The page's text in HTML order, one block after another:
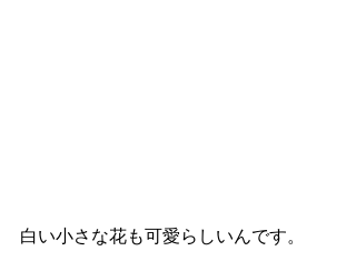
白い小さな花も可愛らしいんです。